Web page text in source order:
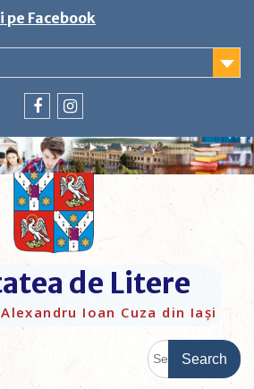
pe Facebook
de Litere
Ioan Cuza din Iași